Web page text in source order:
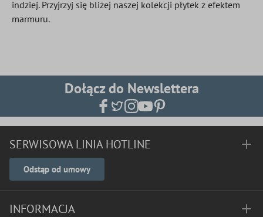
indziej. Przyjrzyj się bliżej naszej kolekcji płytek z efektem
marmuru.
Dołącz do Newslettera
SERWISOWA LINIA HOTLINE
Odstąp od umowy
INFORMACJA